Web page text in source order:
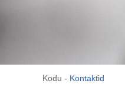
Kodu - Kontaktid